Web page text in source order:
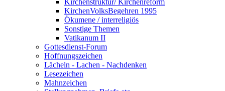
Kirchenstruktur/ Kirchenreform
KirchenVolksBegehren 1995
Ökumene / interreligiös
Sonstige Themen
Vatikanum II
Gottesdienst-Forum
Hoffnungszeichen
Lächeln - Lachen - Nachdenken
Lesezeichen
Mahnzeichen